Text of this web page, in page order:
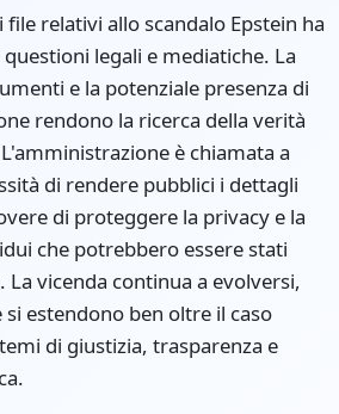
file relativi allo scandalo Epstein ha
legali e mediatiche. La
e la potenziale presenza di
rendono la ricerca della verità
è chiamata a
di rendere pubblici i dettagli
di proteggere la privacy e la
che potrebbero essere stati
vicenda continua a evolversi,
estendono ben oltre il caso
di giustizia, trasparenza e